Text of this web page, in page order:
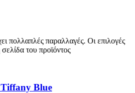
πολλαπλές παραλλαγές. Οι επιλογές
του προϊόντος
Blue